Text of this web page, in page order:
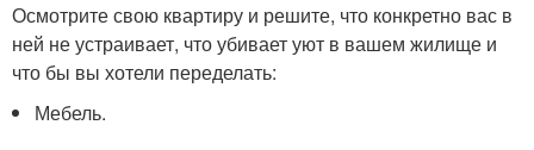
Осмотрите свою квартиру и решите, что конкретно вас в
ней не устраивает, что убивает уют в вашем жилище и
что бы вы хотели переделать:
Мебель.